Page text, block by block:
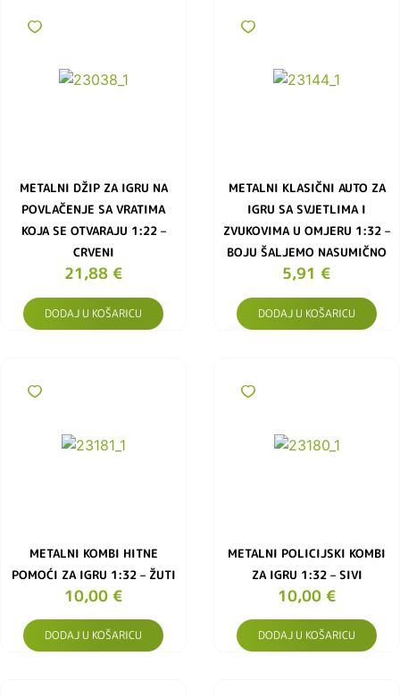
METALNI DŽIP ZA IGRU NA
POVLAČENJE SA VRATIMA
KOJA SE OTVARAJU 1:22 –
CRVENI
21,88 €
DODAJ U KOŠARICU
METALNI KLASIČNI AUTO ZA
IGRU SA SVJETLIMA I
ZVUKOVIMA U OMJERU 1:32 –
BOJU ŠALJEMO NASUMIČNO
5,91 €
DODAJ U KOŠARICU
METALNI KOMBI HITNE
POMOĆI ZA IGRU 1:32 – ŽUTI
10,00 €
DODAJ U KOŠARICU
METALNI POLICIJSKI KOMBI
ZA IGRU 1:32 – SIVI
10,00 €
DODAJ U KOŠARICU